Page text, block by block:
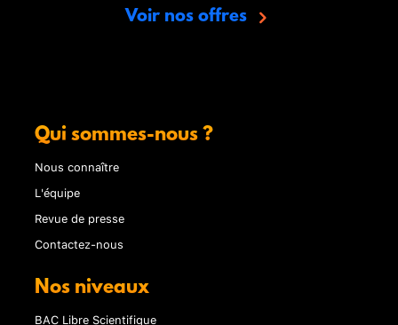
Voir nos offres
Qui sommes-nous ?
Nous connaître
L'équipe
Revue de presse
Contactez-nous
Nos niveaux
BAC Libre Scientifique